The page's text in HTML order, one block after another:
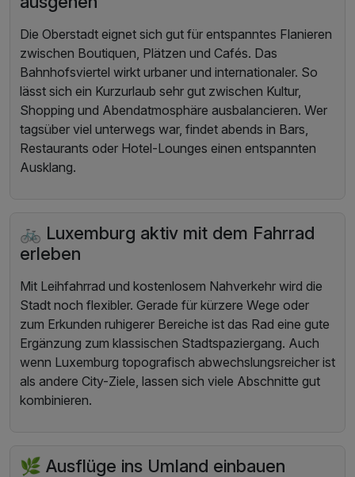
Die Oberstadt eignet sich gut für entspanntes Flanieren
zwischen Boutiquen, Plätzen und Cafés. Das
Bahnhofsviertel wirkt urbaner und internationaler. So
lässt sich ein Kurzurlaub sehr gut zwischen Kultur,
Shopping und Abendatmosphäre ausbalancieren. Wer
tagsüber viel unterwegs war, findet abends in Bars,
Restaurants oder Hotel-Lounges einen entspannten
Ausklang.
🚲 Luxemburg aktiv mit dem Fahrrad
erleben
Mit Leihfahrrad und kostenlosem Nahverkehr wird die
Stadt noch flexibler. Gerade für kürzere Wege oder
zum Erkunden ruhigerer Bereiche ist das Rad eine gute
Ergänzung zum klassischen Stadtspaziergang. Auch
wenn Luxemburg topografisch abwechslungsreicher ist
als andere City-Ziele, lassen sich viele Abschnitte gut
kombinieren.
🌿 Ausflüge ins Umland einbauen